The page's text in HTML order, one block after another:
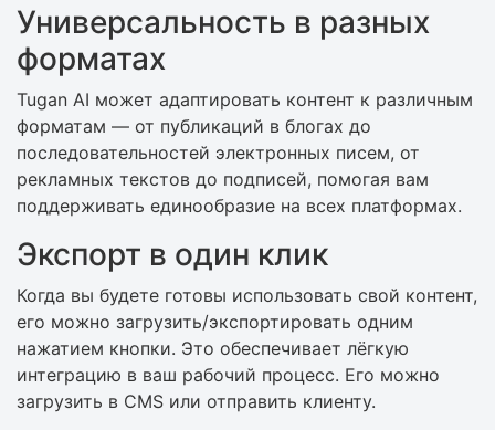
Универсальность в разных
форматах
Tugan AI может адаптировать контент к различным
форматам — от публикаций в блогах до
последовательностей электронных писем, от
рекламных текстов до подписей, помогая вам
поддерживать единообразие на всех платформах.
Экспорт в один клик
Когда вы будете готовы использовать свой контент,
его можно загрузить/экспортировать одним
нажатием кнопки. Это обеспечивает лёгкую
интеграцию в ваш рабочий процесс. Его можно
загрузить в CMS или отправить клиенту.